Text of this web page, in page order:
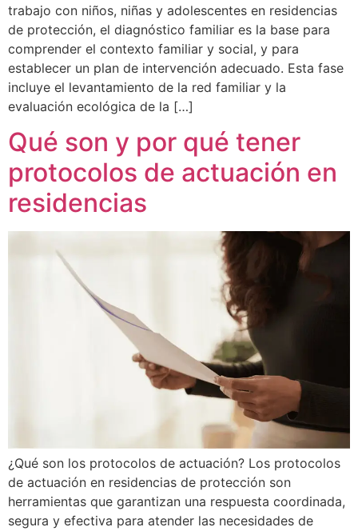
trabajo con niños, niñas y adolescentes en residencias
de protección, el diagnóstico familiar es la base para
comprender el contexto familiar y social, y para
establecer un plan de intervención adecuado. Esta fase
incluye el levantamiento de la red familiar y la
evaluación ecológica de la […]
Qué son y por qué tener
protocolos de actuación en
residencias
¿Qué son los protocolos de actuación? Los protocolos
de actuación en residencias de protección son
herramientas que garantizan una respuesta coordinada,
segura y efectiva para atender las necesidades de